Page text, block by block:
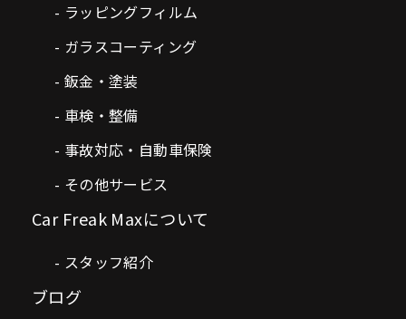
ラッピングフィルム
ガラスコーティング
鈑金・塗装
車検・整備
事故対応・自動車保険
その他サービス
Car Freak Maxについて
スタッフ紹介
ブログ